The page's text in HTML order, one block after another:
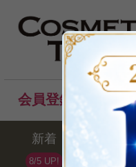
会員登録後のお買
新着
8/5 UP!
セ